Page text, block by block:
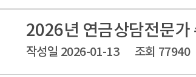
2026년 연금상담전문가
작성일 2026-01-13 조회 77940